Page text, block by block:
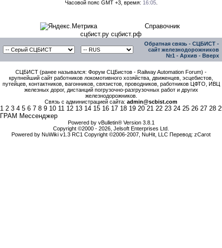
Часовой пояс GMT +3, время: 16:05.
Справочник
сцбист.ру сцбист.рф
Обратная связь - СЦБИСТ -
сайт железнодорожников
№1 - Архив - Вверх
СЦБИСТ (ранее назывался: Форум СЦБистов - Railway Automation Forum) -
крупнейший сайт работников локомотивного хозяйства, движенцев, эсцебистов,
путейцев, контактников, вагонников, связистов, проводников, работников ЦФТО, ИВЦ
железных дорог, дистанций погрузочно-разгрузочных работ и других
железнодорожников.
Связь с администрацией сайта: admin@scbist.com
1 2 3 4 5 6 7 8 9 10 11 12 13 14 15 16 17 18 19 20 21 22 23 24 25 26 27 28
ГРАМ Мессенджер
Powered by vBulletin® Version 3.8.1
Copyright ©2000 - 2026, Jelsoft Enterprises Ltd.
Powered by NuWiki v1.3 RC1 Copyright ©2006-2007, NuHit, LLC Перевод: zCarot